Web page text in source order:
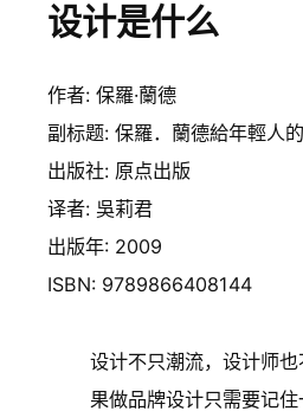
设计是什么
作者: 保羅·蘭德
副标题: 保羅．蘭德給年輕人
出版社: 原点出版
译者: 吳莉君
出版年: 2009
ISBN: 9789866408144
设计不只潮流，设计师
果做品牌设计只需要记住